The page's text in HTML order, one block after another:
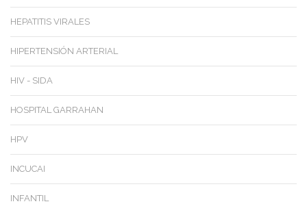
HEPATITIS VIRALES
HIPERTENSIÓN ARTERIAL
HIV - SIDA
HOSPITAL GARRAHAN
HPV
INCUCAI
INFANTIL